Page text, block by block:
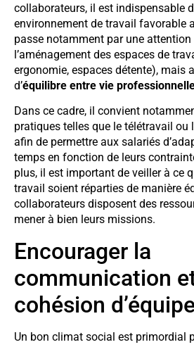
collaborateurs, il est indispensable
environnement de travail favorable
passe notamment par une attention
l’aménagement des espaces de
ergonomie, espaces détente), mais
d’équilibre entre vie
Dans ce cadre, il convient
pratiques telles que le télétravail ou
afin de permettre aux salariés
temps en fonction de leurs
plus, il est important de veiller à ce
travail soient réparties de manière
collaborateurs disposent des
mener à bien leurs missions.
Encourager la
communication
cohésion
Un bon climat social est primordial